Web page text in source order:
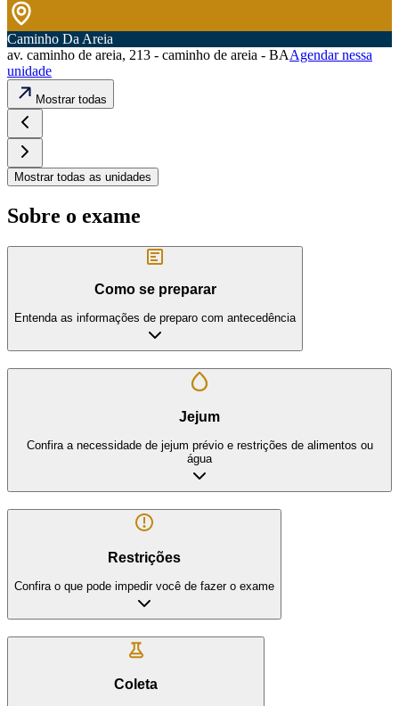
Caminho Da Areia
av. caminho de areia, 213 - caminho de areia - BAAgendar nessa
unidade
Mostrar todas
Mostrar todas as unidades
Sobre o exame
Como se preparar
Entenda as informações de preparo com antecedência
Jejum
Confira a necessidade de jejum prévio e restrições de alimentos ou
água
Restrições
Confira o que pode impedir você de fazer o exame
Coleta